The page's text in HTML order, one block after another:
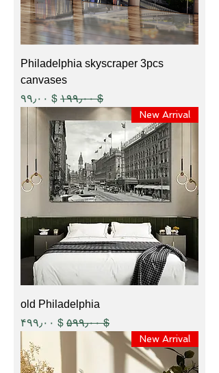
Philadelphia skyscraper 3pcs
canvases
Regular Price
$ ۱۹۹٫۰۰ Sale Price
$ ۹۹٫۰۰
New Arrival
old Philadelphia
Regular Price
$ ۵۹۹٫۰۰ Sale Price
$ ۴۹۹٫۰۰
New Arrival